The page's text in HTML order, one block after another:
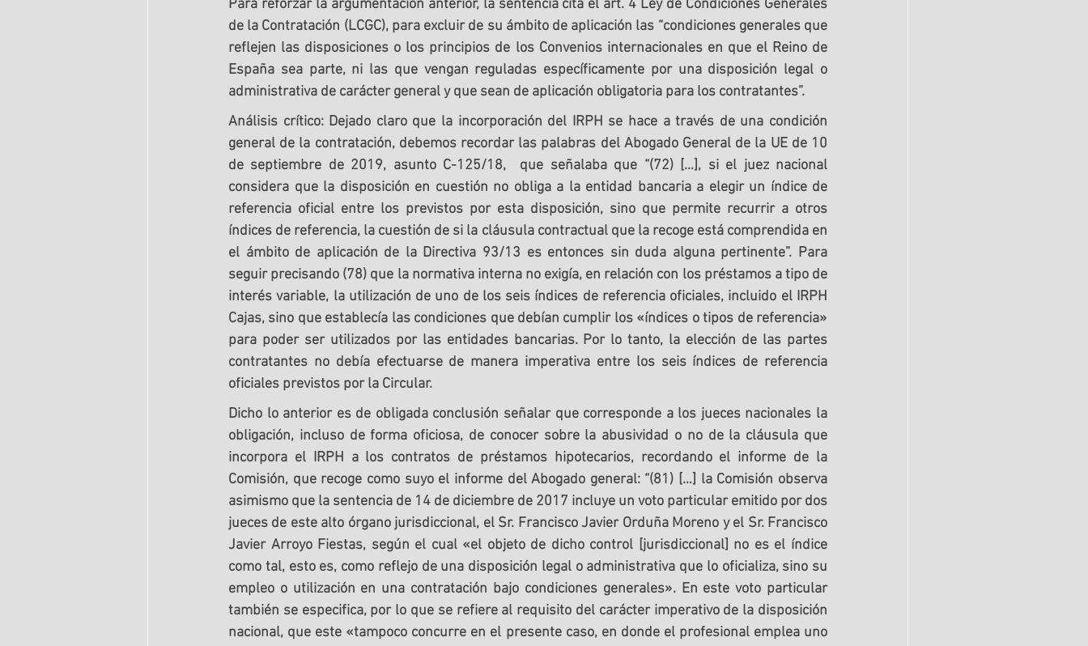
Para reforzar la argumentación anterior, la sentencia cita el art. 4 Ley de Condiciones Generales
de la Contratación (LCGC), para excluir de su ámbito de aplicación las “condiciones generales que
reflejen las disposiciones o los principios de los Convenios internacionales en que el Reino de
España sea parte, ni las que vengan reguladas específicamente por una disposición legal o
administrativa de carácter general y que sean de aplicación obligatoria para los contratantes”.
Análisis crítico: Dejado claro que la incorporación del IRPH se hace a través de una condición
general de la contratación, debemos recordar las palabras del Abogado General de la UE de 10
de septiembre de 2019, asunto C-125/18,  que señalaba que “(72) […], si el juez nacional
considera que la disposición en cuestión no obliga a la entidad bancaria a elegir un índice de
referencia oficial entre los previstos por esta disposición, sino que permite recurrir a otros
índices de referencia, la cuestión de si la cláusula contractual que la recoge está comprendida en
el ámbito de aplicación de la Directiva 93/13 es entonces sin duda alguna pertinente”. Para
seguir precisando (78) que la normativa interna no exigía, en relación con los préstamos a tipo de
interés variable, la utilización de uno de los seis índices de referencia oficiales, incluido el IRPH
Cajas, sino que establecía las condiciones que debían cumplir los «índices o tipos de referencia»
para poder ser utilizados por las entidades bancarias. Por lo tanto, la elección de las partes
contratantes no debía efectuarse de manera imperativa entre los seis índices de referencia
oficiales previstos por la Circular.
Dicho lo anterior es de obligada conclusión señalar que corresponde a los jueces nacionales la
obligación, incluso de forma oficiosa, de conocer sobre la abusividad o no de la cláusula que
incorpora el IRPH a los contratos de préstamos hipotecarios, recordando el informe de la
Comisión, que recoge como suyo el informe del Abogado general: “(81) […] la Comisión observa
asimismo que la sentencia de 14 de diciembre de 2017 incluye un voto particular emitido por dos
jueces de este alto órgano jurisdiccional, el Sr. Francisco Javier Orduña Moreno y el Sr. Francisco
Javier Arroyo Fiestas, según el cual «el objeto de dicho control [jurisdiccional] no es el índice
como tal, esto es, como reflejo de una disposición legal o administrativa que lo oficializa, sino su
empleo o utilización en una contratación bajo condiciones generales». En este voto particular
también se especifica, por lo que se refiere al requisito del carácter imperativo de la disposición
nacional, que este «tampoco concurre en el presente caso, en donde el profesional emplea uno